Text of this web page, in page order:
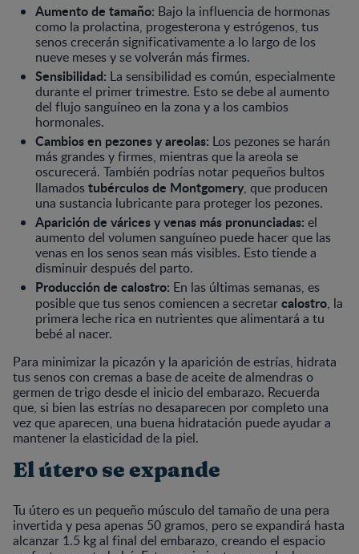
Aumento de tamaño: Bajo la influencia de hormonas
como la prolactina, progesterona y estrógenos, tus
senos crecerán significativamente a lo largo de los
nueve meses y se volverán más firmes.
Sensibilidad: La sensibilidad es común, especialmente
durante el primer trimestre. Esto se debe al aumento
del flujo sanguíneo en la zona y a los cambios
hormonales.
Cambios en pezones y areolas: Los pezones se harán
más grandes y firmes, mientras que la areola se
oscurecerá. También podrías notar pequeños bultos
llamadostubérculos de Montgomery, que producen
una sustancia lubricante para proteger los pezones.
Aparición de várices y venas más pronunciadas: el
aumento del volumen sanguíneo puede hacer que las
venas en los senos sean más visibles. Esto tiende a
disminuir después del parto.
Producción de calostro: En las últimas semanas, es
posible que tus senos comiencen a secretarcalostro, la
primera leche rica en nutrientes que alimentará a tu
bebé al nacer.
Para minimizar la picazón y la aparición de estrías, hidrata
tus senos con cremas a base de aceite de almendras o
germen de trigo desde el inicio del embarazo. Recuerda
que, si bien las estrías no desaparecen por completo una
vez que aparecen, una buena hidratación puede ayudar a
mantener la elasticidad de la piel.
El útero se expande
Tu útero es un pequeño músculo del tamaño de una pera
invertida y pesa apenas 50 gramos, pero se expandirá hasta
alcanzar 1.5 kg al final del embarazo, creando el espacio